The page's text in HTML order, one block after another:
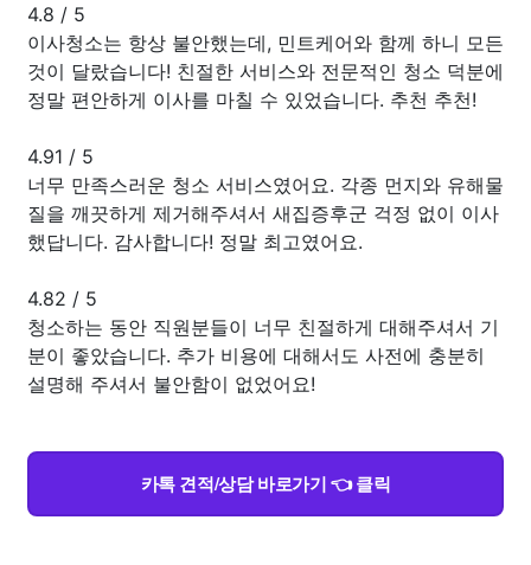
4.8 / 5
이사청소는 항상 불안했는데, 민트케어와 함께 하니 모든
것이 달랐습니다! 친절한 서비스와 전문적인 청소 덕분에
정말 편안하게 이사를 마칠 수 있었습니다. 추천 추천!
4.91 / 5
너무 만족스러운 청소 서비스였어요. 각종 먼지와 유해물
질을 깨끗하게 제거해주셔서 새집증후군 걱정 없이 이사
했답니다. 감사합니다! 정말 최고였어요.
4.82 / 5
청소하는 동안 직원분들이 너무 친절하게 대해주셔서 기
분이 좋았습니다. 추가 비용에 대해서도 사전에 충분히
설명해 주셔서 불안함이 없었어요!
카톡 견적/상담 바로가기 👈 클릭